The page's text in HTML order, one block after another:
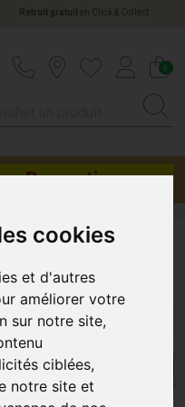
cookies
et d'autres
améliorer votre
sur notre site,
ciblées,
notre site et
Retrait gratuiten Click & Collect
0
Promotions